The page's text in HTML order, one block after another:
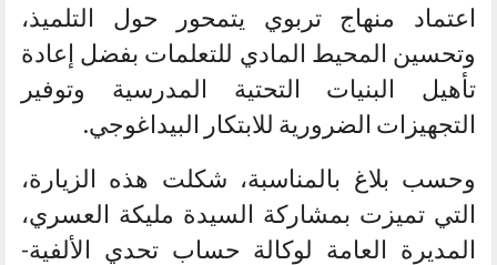
اعتماد منهاج تربوي يتمحور حول التلميذ،
وتحسين المحيط المادي للتعلمات بفضل إعادة
تأهيل البنيات التحتية المدرسية وتوفير
التجهيزات الضرورية للابتكار البيداغوجي.
وحسب بلاغ بالمناسبة، شكلت هذه الزيارة،
التي تميزت بمشاركة السيدة مليكة العسري،
المديرة العامة لوكالة حساب تحدي الألفية-